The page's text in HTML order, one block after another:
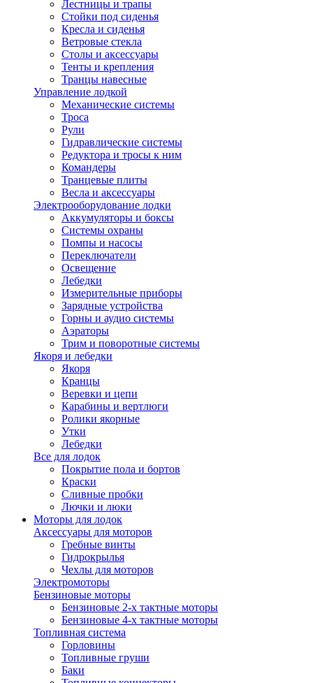
Лестницы и трапы
Стойки под сиденья
Кресла и сиденья
Ветровые стекла
Столы и аксессуары
Тенты и крепления
Транцы навесные
Управление лодкой
Механические системы
Троса
Рули
Гидравлические системы
Редуктора и тросы к ним
Командеры
Транцевые плиты
Весла и аксессуары
Электрооборудование лодки
Аккумуляторы и боксы
Системы охраны
Помпы и насосы
Переключатели
Освещение
Лебедки
Измерительные приборы
Зарядные устройства
Горны и аудио системы
Аэраторы
Трим и поворотные системы
Якоря и лебедки
Якоря
Кранцы
Веревки и цепи
Карабины и вертлюги
Ролики якорные
Утки
Лебедки
Все для лодок
Покрытие пола и бортов
Краски
Сливные пробки
Лючки и люки
Моторы для лодок
Аксессуары для моторов
Гребные винты
Гидрокрылья
Чехлы для моторов
Электромоторы
Бензиновые моторы
Бензиновые 2-х тактные моторы
Бензиновые 4-х тактные моторы
Топливная система
Горловины
Топливные груши
Баки